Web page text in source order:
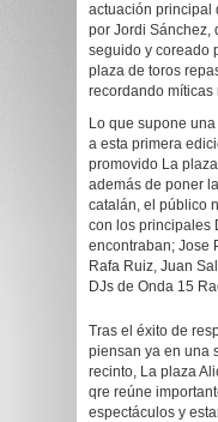
actuación principal
por Jordi Sánchez,
seguido y
plaza de toros
recordando
Lo que supone
a esta primera
promovido La
además de poner
catalán, el público
con los principales
encontraban; Jose
Rafa Ruiz, Juan
DJs de Onda 15
Tras el éxito de
piensan ya en una
recinto, La plaza
qre reúne
espectáculos y